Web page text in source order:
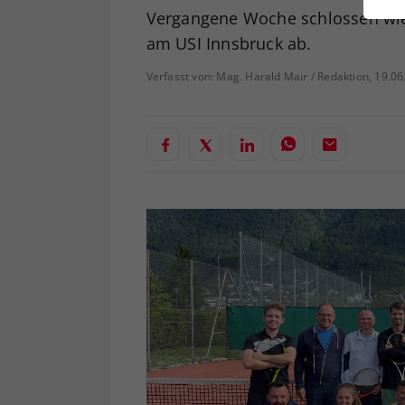
Vergangene Woche schlossen
am USI Innsbruck ab.
Verfasst von: Mag. Harald Mair / Redaktion,